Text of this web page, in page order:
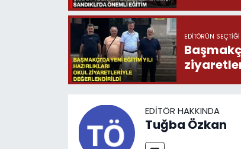
EDITÖRÜN SEÇTIĞI
EDITÖR HAKKINDA
Tuğba Özkan